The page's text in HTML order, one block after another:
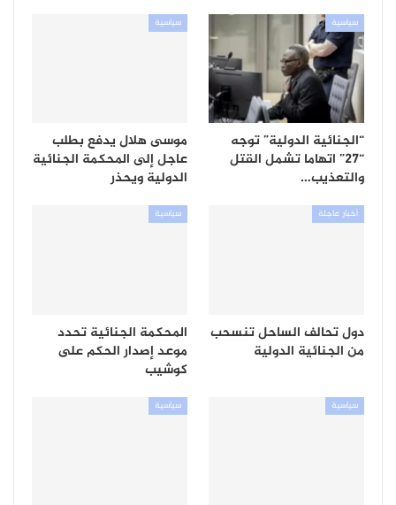
سياسية
“الجنائية الدولية” توجه
“27” اتهاما تشمل القتل
والتعذيب…
سياسية
موسى هلال يدفع بطلب
عاجل إلى المحكمة الجنائية
الدولية ويحذر
أخبار عاجلة
دول تحالف الساحل تنسحب
من الجنائية الدولية
سياسية
المحكمة الجنائية تحدد
موعد إصدار الحكم على
كوشيب
سياسية سياسية